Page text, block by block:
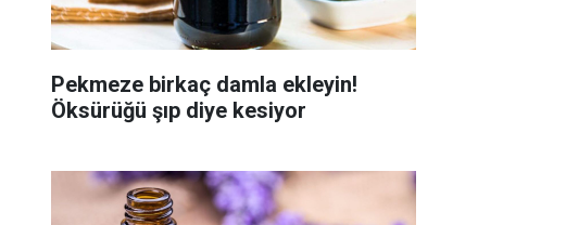
Pekmeze birkaç damla ekleyin!
Öksürüğü şıp diye kesiyor